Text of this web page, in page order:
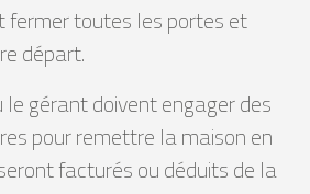
fermer toutes les portes et
départ.
le gérant doivent engager des
pour remettre la maison en
facturés ou déduits de la